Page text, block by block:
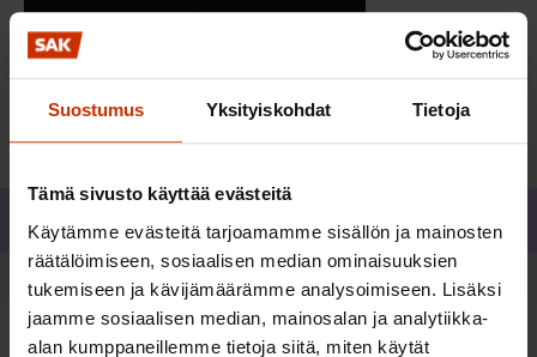
Suostumus Yksityiskohdat Tietoja
Tämä sivusto käyttää evästeitä
Käytämme evästeitä tarjoamamme sisällön ja mainosten
räätälöimiseen, sosiaalisen median ominaisuuksien
tukemiseen ja kävijämäärämme analysoimiseen. Lisäksi
jaamme sosiaalisen median, mainosalan ja analytiikka-
alan kumppaneillemme tietoja siitä, miten käytät
Ilmoittaudu viimeistään 31.10.